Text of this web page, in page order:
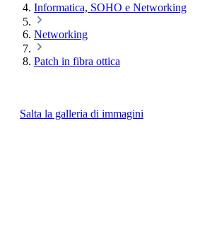
Informatica, SOHO e Networking
Networking
Patch in fibra ottica
Salta la galleria di immagini